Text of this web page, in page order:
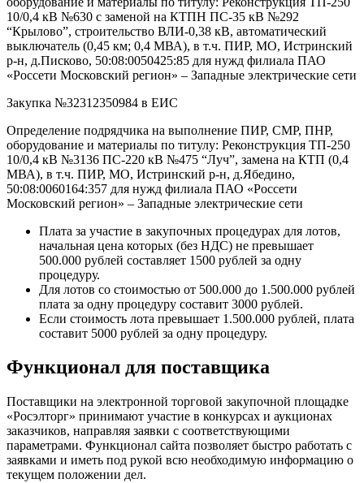
10/0,4 кВ №630 с заменой на КТПН ПС-35 кВ №292
“Крылово”, строительство ВЛИ-0,38 кВ, автоматический
выключатель (0,45 км; 0,4 МВА), в т.ч. ПИР, МО, Истринский
р-н, д.Писково, 50:08:0050425:85 для нужд филиала ПАО
«Россети Московский регион» – Западные электрические сети
Закупка №32312350984 в ЕИС
Определение подрядчика на выполнение ПИР, СМР, ПНР,
оборудование и материалы по титулу: Реконструкция ТП-250
10/0,4 кВ №3136 ПС-220 кВ №475 “Луч”, замена на КТП (0,4
МВА), в т.ч. ПИР, МО, Истринский р-н, д.Ябедино,
50:08:0060164:357 для нужд филиала ПАО «Россети
Московский регион» – Западные электрические сети
Плата за участие в закупочных процедурах для лотов,
начальная цена которых (без НДС) не превышает
500.000 рублей составляет 1500 рублей за одну
процедуру.
Для лотов со стоимостью от 500.000 до 1.500.000 рублей
плата за одну процедуру составит 3000 рублей.
Если стоимость лота превышает 1.500.000 рублей, плата
составит 5000 рублей за одну процедуру.
Функционал для поставщика
Поставщики на электронной торговой закупочной площадке
«Росэлторг» принимают участие в конкурсах и аукционах
заказчиков, направляя заявки с соответствующими
параметрами. Функционал сайта позволяет быстро работать с
заявками и иметь под рукой всю необходимую информацию о
текущем положении дел.